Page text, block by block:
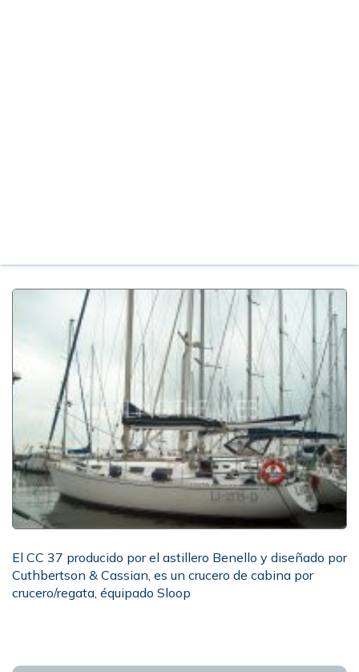
El CC 37 producido por el astillero Benello y diseñado por
Cuthbertson & Cassian, es un crucero de cabina por
crucero/regata, équipado Sloop